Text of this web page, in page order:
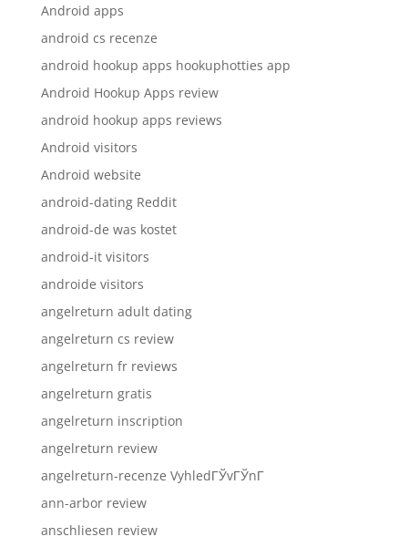
Android apps
android cs recenze
android hookup apps hookuphotties app
Android Hookup Apps review
android hookup apps reviews
Android visitors
Android website
android-dating Reddit
android-de was kostet
android-it visitors
androide visitors
angelreturn adult dating
angelreturn cs review
angelreturn fr reviews
angelreturn gratis
angelreturn inscription
angelreturn review
angelreturn-recenze VyhledГЎvГЎnГ­
ann-arbor review
anschliesen review